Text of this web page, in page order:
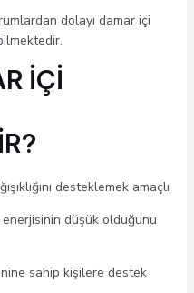
dolayı damar içi
İÇİ
desteklemek amaçlı
düşük olduğunu
sahip kişilere destek